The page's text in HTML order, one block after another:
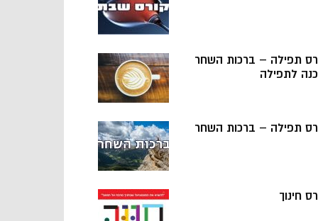
תפילה – ברכות השחר
לתפילה
תפילה – ברכות השחר
חינוך